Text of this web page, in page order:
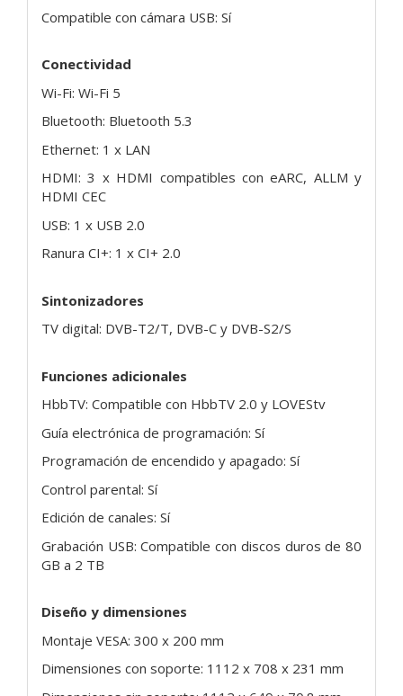
Compatible con cámara USB: Sí
Conectividad
Wi-Fi: Wi-Fi 5
Bluetooth: Bluetooth 5.3
Ethernet: 1 x LAN
HDMI: 3 x HDMI compatibles con eARC, ALLM y
HDMI CEC
USB: 1 x USB 2.0
Ranura CI+: 1 x CI+ 2.0
Sintonizadores
TV digital: DVB-T2/T, DVB-C y DVB-S2/S
Funciones adicionales
HbbTV: Compatible con HbbTV 2.0 y LOVEStv
Guía electrónica de programación: Sí
Programación de encendido y apagado: Sí
Control parental: Sí
Edición de canales: Sí
Grabación USB: Compatible con discos duros de 80
GB a 2 TB
Diseño y dimensiones
Montaje VESA: 300 x 200 mm
Dimensiones con soporte: 1112 x 708 x 231 mm